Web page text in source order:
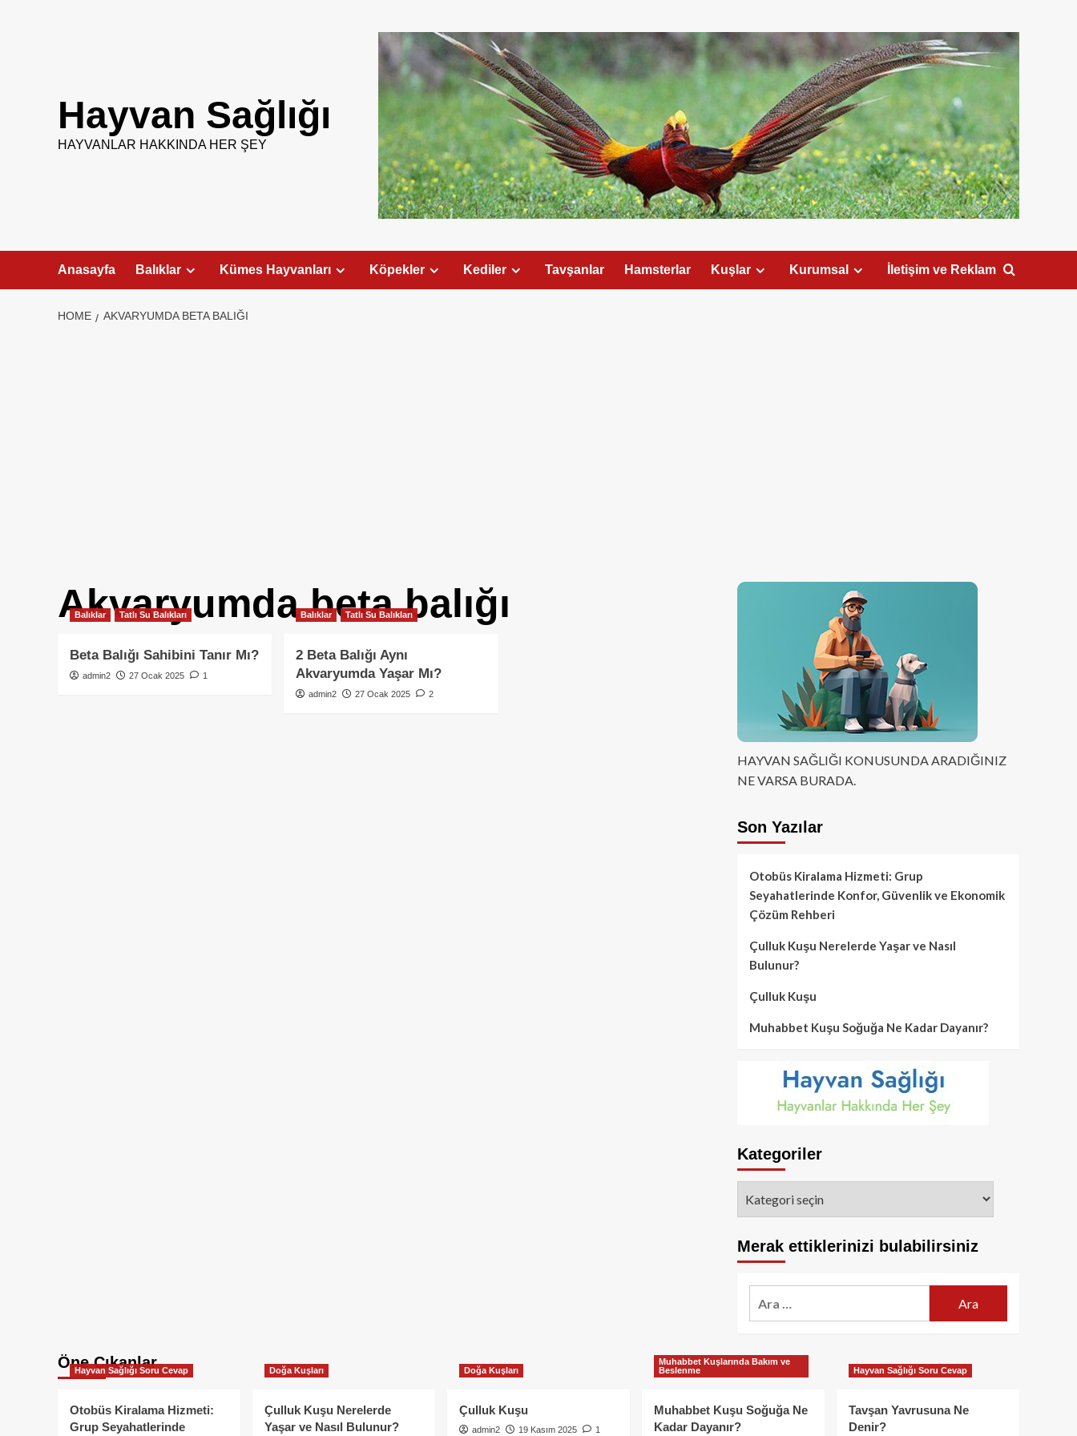
Hayvan Sağlığı
HAYVANLAR HAKKINDA HER ŞEY
Anasayfa Balıklar Kümes Hayvanları Köpekler Kediler Tavşanlar Hamsterlar Kuşlar Kurumsal İletişim ve Reklam
HOME AKVARYUMDA BETA BALIĞI
Akvaryumda beta balığı
Balıklar Tatlı Su Balıkları
Beta Balığı Sahibini Tanır Mı?
admin2 27 Ocak 2025 1
Balıklar Tatlı Su Balıkları
2 Beta Balığı Aynı
Akvaryumda Yaşar Mı?
admin2 27 Ocak 2025 2
HAYVAN SAĞLIĞI KONUSUNDA ARADIĞINIZ
NE VARSA BURADA.
Son Yazılar
Otobüs Kiralama Hizmeti: Grup
Seyahatlerinde Konfor, Güvenlik ve Ekonomik
Çözüm Rehberi
Çulluk Kuşu Nerelerde Yaşar ve Nasıl
Bulunur?
Çulluk Kuşu
Muhabbet Kuşu Soğuğa Ne Kadar Dayanır?
Kategoriler
Merak ettiklerinizi bulabilirsiniz
Öne Çıkanlar
Hayvan Sağlığı Soru Cevap
Otobüs Kiralama Hizmeti:
Grup Seyahatlerinde
Doğa Kuşları
Çulluk Kuşu Nerelerde
Yaşar ve Nasıl Bulunur?
Doğa Kuşları
Çulluk Kuşu
admin2 19 Kasım 2025 1
Muhabbet Kuşlarında Bakım ve
Beslenme
Muhabbet Kuşu Soğuğa Ne
Kadar Dayanır?
Hayvan Sağlığı Soru Cevap
Tavşan Yavrusuna Ne
Denir?